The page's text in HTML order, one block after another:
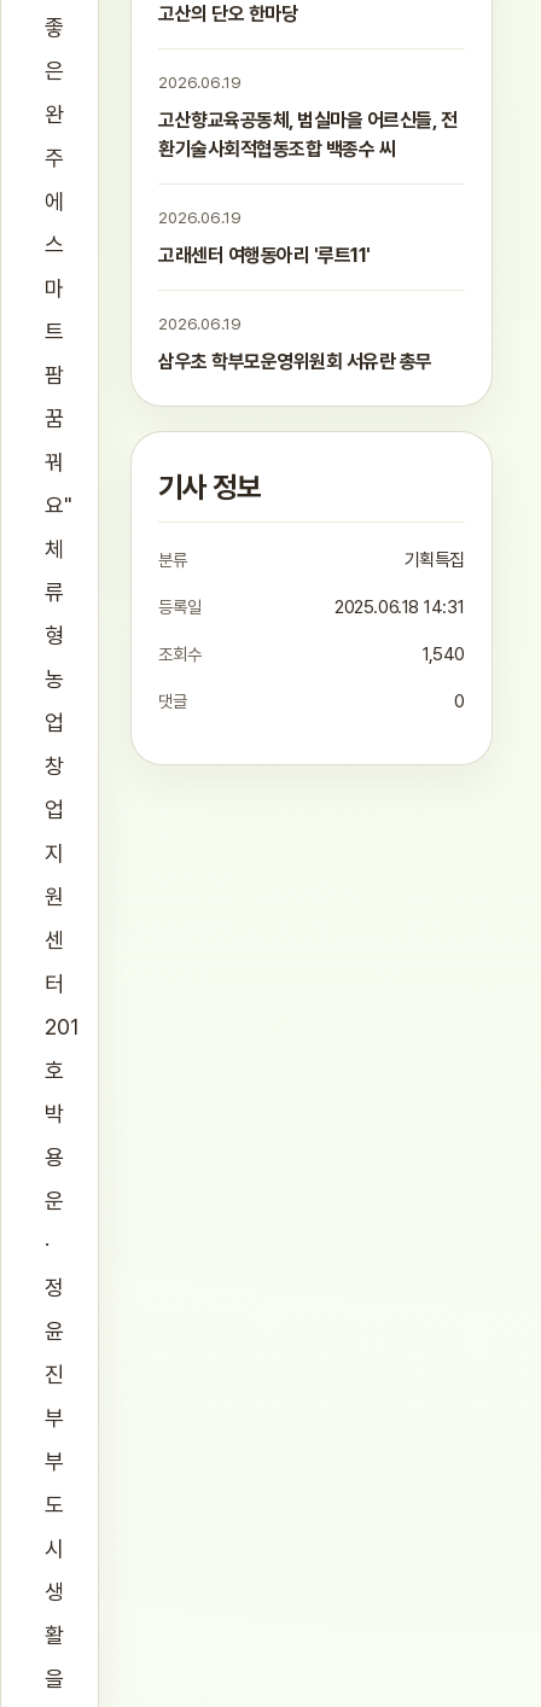
좋
은
완
주
에
스
마
트
팜
꿈
꿔
요"
체
류
형
농
업
창
업
지
원
센
터
201
호
박
용
운
·
정
윤
진
부
부
도
시
생
활
을
고산의 단오 한마당
2026.06.19
고산향교육공동체, 범실마을 어르신들, 전
환기술사회적협동조합 백종수 씨
2026.06.19
고래센터 여행동아리 '루트11'
2026.06.19
삼우초 학부모운영위원회 서유란 총무
기사 정보
분류 기획특집
등록일 2025.06.18 14:31
조회수 1,540
댓글 0